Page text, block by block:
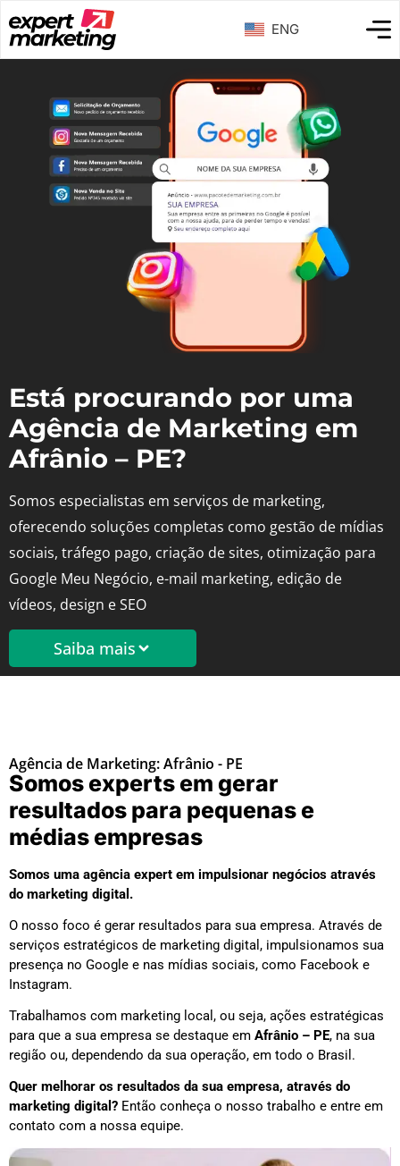
ENG
Está procurando por uma
Agência de Marketing em
Afrânio – PE?
Somos especialistas em serviços de marketing,
oferecendo soluções completas como gestão de mídias
sociais, tráfego pago, criação de sites, otimização para
Google Meu Negócio, e-mail marketing, edição de
vídeos, design e SEO
Saiba mais
Agência de Marketing: Afrânio - PE
Somos experts em gerar
resultados para pequenas e
médias empresas
Somos uma agência expert em impulsionar negócios através
do marketing digital.
O nosso foco é gerar resultados para sua empresa. Através de
serviços estratégicos de marketing digital, impulsionamos sua
presença no Google e nas mídias sociais, como Facebook e
Instagram.
Trabalhamos com marketing local, ou seja, ações estratégicas
para que a sua empresa se destaque em Afrânio – PE, na sua
região ou, dependendo da sua operação, em todo o Brasil.
Quer melhorar os resultados da sua empresa, através do
marketing digital? Então conheça o nosso trabalho e entre em
contato com a nossa equipe.